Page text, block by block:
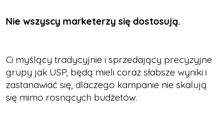
Nie wszyscy marketerzy się dostosują.
Ci myślący tradycyjnie i sprzedający precyzyjne
grupy jak USP, będą mieli coraz słabsze wyniki i
zastanawiać się, dlaczego kampanie nie skalują
się mimo rosnących budżetów.